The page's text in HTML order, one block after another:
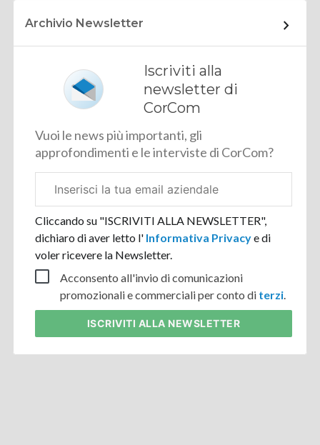
Archivio Newsletter
Iscriviti alla
newsletter di
CorCom
Vuoi le news più importanti, gli
approfondimenti e le interviste di CorCom?
aziendale
Cliccando su "ISCRIVITI ALLA NEWSLETTER",
dichiaro di aver letto l' Informativa Privacye di
voler ricevere la Newsletter.
Acconsento all'invio di comunicazioni
promozionali e commerciali per conto di terzi.
ISCRIVITI ALLA NEWSLETTER